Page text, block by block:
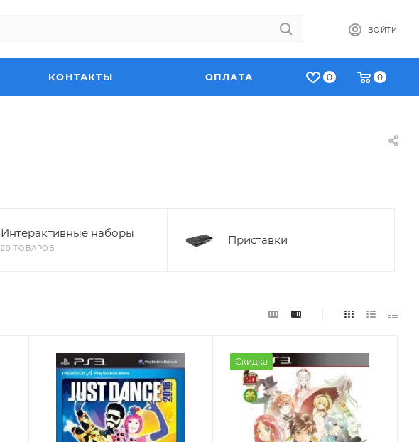
ВОЙТИ
0 0
КОНТАКТЫ ОПЛАТА
Интерактивные наборы
20 ТОВАРОВ
Приставки
Скидка